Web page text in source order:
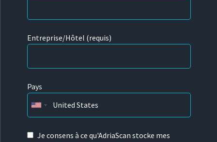
Entreprise/Hôtel (requis)
Pays
Je consens à ce qu'AdriaScan stocke mes